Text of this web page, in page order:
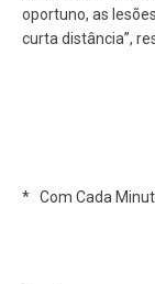
oportuno, as
curta distância”,
* Com Cada